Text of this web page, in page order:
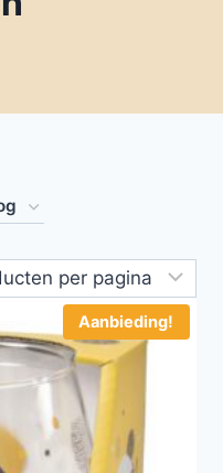
Aanbieding!